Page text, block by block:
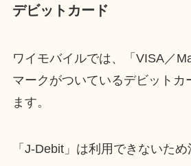
デビットカード
ワイモバイルでは、「VISA／
マークがついているデビットカ
ます。
「J-Debit」は利用できないため